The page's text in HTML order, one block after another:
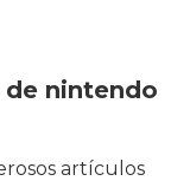
de nintendo
artículos